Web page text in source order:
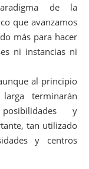
de la
que avanzamos
más para hacer
ni instancias ni
al principio
terminarán
y
tan utilizado
y centros